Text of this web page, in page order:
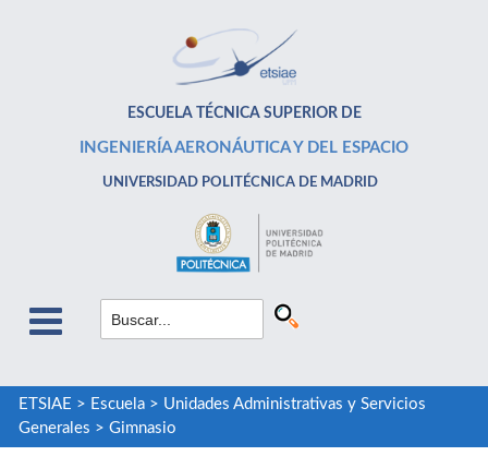
ESCUELA TÉCNICA SUPERIOR DE
INGENIERÍA AERONÁUTICA Y DEL ESPACIO
UNIVERSIDAD POLITÉCNICA DE MADRID
ETSIAE > Escuela> Unidades Administrativas y Servicios
Generales > Gimnasio